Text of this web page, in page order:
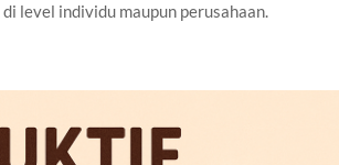
level individu maupun perusahaan.